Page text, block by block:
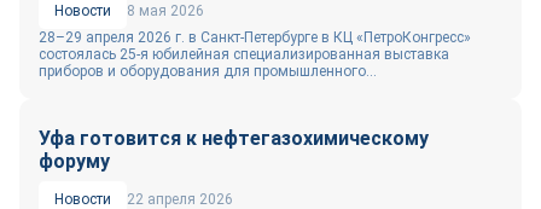
Новости
8 мая 2026
28–29 апреля 2026 г. в Санкт-Петербурге в КЦ «ПетроКонгресс»
состоялась 25-я юбилейная специализированная выставка
приборов и оборудования для промышленного...
Уфа готовится к нефтегазохимическому
форуму
Новости
22 апреля 2026